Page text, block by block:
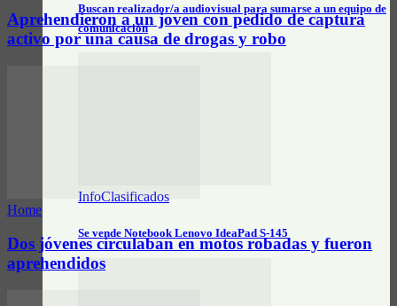
Buscan realizador/a audiovisual para sumarse a un equipo de
comunicación
InfoClasificados
Se vende Notebook Lenovo IdeaPad S-145
Aprehendieron a un joven con pedido de captura
activo por una causa de drogas y robo
Home
Dos jóvenes circulaban en motos robadas y fueron
aprehendidos